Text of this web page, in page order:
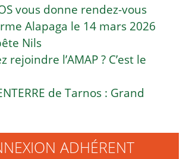
vous donne rendez-vous
Alapaga le 14 mars 2026
Nils
rejoindre l’AMAP ? C’est le
de Tarnos : Grand
ADHÉRENT